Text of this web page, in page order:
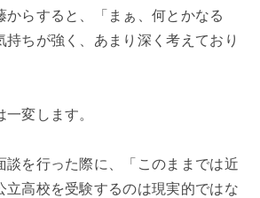
からすると、「まぁ、何とかなる
持ちが強く、あまり深く考えており
変します。
談を行った際に、「このままでは近
立高校を受験するのは現実的ではな